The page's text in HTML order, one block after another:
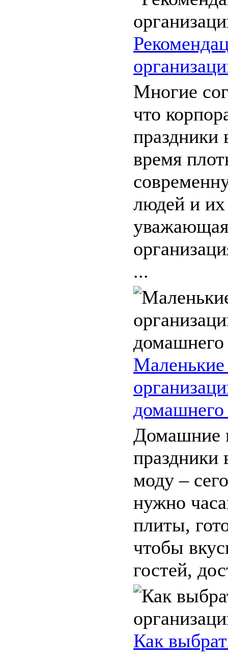
Многие
что
время
людей и их
...
домашнего
Домашние
праздники
моду –
нужно
плиты,
чтобы
гостей,
Как